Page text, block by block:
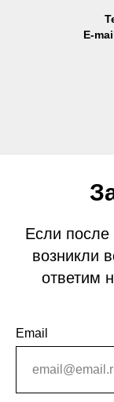
E-
Если после
возникли
ответим
Email